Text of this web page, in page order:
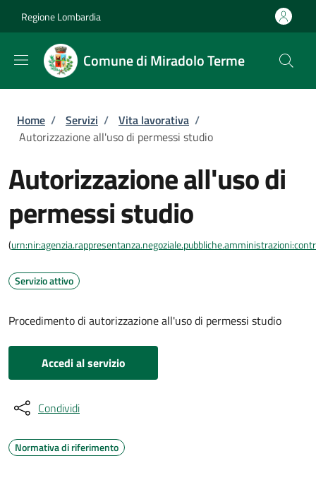
Regione Lombardia
Comune di Miradolo Terme
Briciole di pane
Home / Servizi / Vita lavorativa /
Autorizzazione all'uso di permessi studio
Autorizzazione all'uso di
permessi studio
(
Servizio attivo
Procedimento di autorizzazione all'uso di permessi studio
Accedi al servizio
Condividi
Normativa di riferimento